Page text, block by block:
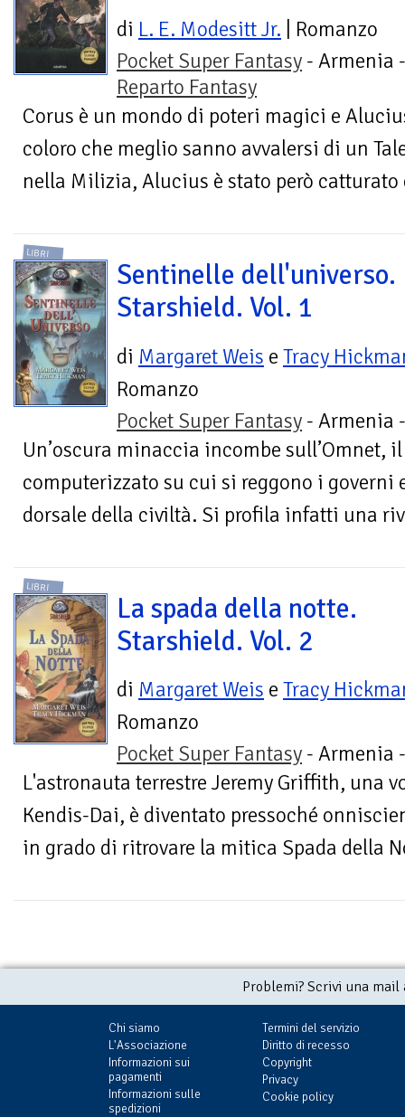
di L. E. Modesitt Jr. | Romanzo
Pocket Super Fantasy - Armenia -
Reparto Fantasy
Corus è un mondo di poteri magici e
coloro che meglio sanno avvalersi di un
nella Milizia, Alucius è stato però catturato
LIBRI
Sentinelle dell'universo.
Starshield. Vol. 1
di Margaret Weis e Tracy
Romanzo
Pocket Super Fantasy - Armenia
Un’oscura minaccia incombe sull’Omnet,
computerizzato su cui si reggono i governi
dorsale della civiltà. Si profila infatti una
LIBRI
La spada della notte.
Starshield. Vol. 2
di Margaret Weis e Tracy
Romanzo
Pocket Super Fantasy - Armenia
L'astronauta terrestre Jeremy Griffith, una
Kendis-Dai, è diventato pressoché
in grado di ritrovare la mitica Spada della
Problemi? Scrivi una
Chi siamo
L'Associazione
Informazioni sui
pagamenti
Informazioni sulle
spedizioni
Termini del servizio
Diritto di recesso
Copyright
Privacy
Cookie policy